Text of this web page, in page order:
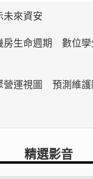
未來資安
房生命週期 數位孿
營運視圖 預測維護
精選影音